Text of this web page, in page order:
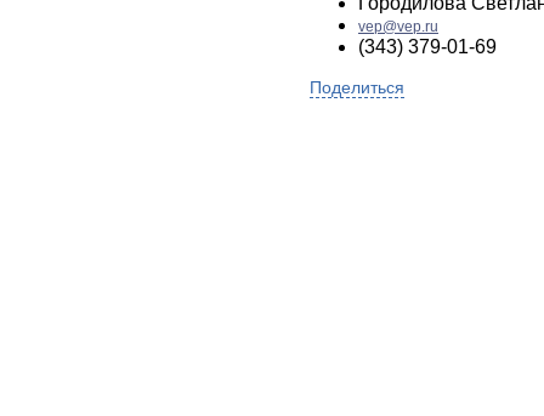
vep@vep.ru
(343) 379-01-69
Поделиться